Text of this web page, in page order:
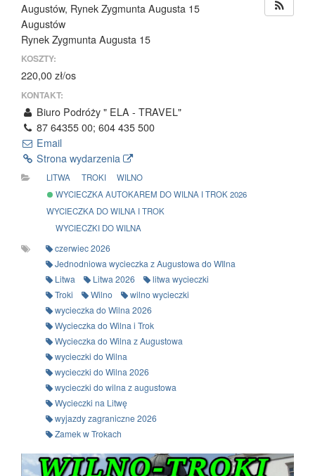
Augustów, Rynek Zygmunta Augusta 15
Augustów
Rynek Zygmunta Augusta 15
KOSZTY:
220,00 zł/os
KONTAKT:
Biuro Podróży " ELA - TRAVEL"
87 64355 00; 604 435 500
Email
Strona wydarzenia
LITWA TROKI
WILNO
WYCIECZKA AUTOKAREM DO WILNA I TROK 2026
WYCIECZKA DO WILNA I TROK
WYCIECZKI DO WILNA
czerwiec 2026
Jednodniowa wycieczka z Augustowa do WIlna
Litwa
Litwa 2026
litwa wycieczki
Troki
Wilno
wilno wycieczki
wycieczka do Wilna 2026
Wycieczka do Wilna i Trok
Wycieczka do Wilna z Augustowa
wycieczki do Wilna
wycieczki do Wilna 2026
wycieczki do wilna z augustowa
Wycieczki na Litwę
wyjazdy zagraniczne 2026
Zamek w Trokach